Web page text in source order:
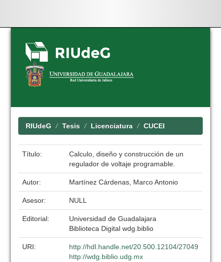
Skip
navigation
RIUdeG Tesis Licenciatura CUCEI
Título:
Calculo, diseño y construcción de un
regulador de voltaje programable.
Autor: Martínez Cárdenas, Marco Antonio
Asesor: NULL
Editorial:
Universidad de Guadalajara
Biblioteca Digital wdg.biblio
URI:
http://hdl.handle.net/20.500.12104/27049
http://wdg.biblio.udg.mx